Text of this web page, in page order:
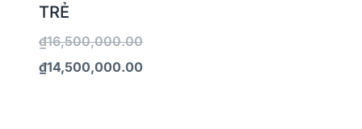
TRẺ
₫16,500,000.00
₫14,500,000.00